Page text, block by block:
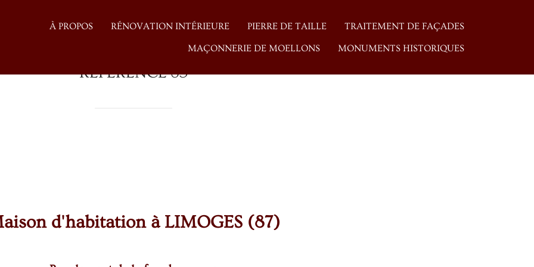
À PROPOS RÉNOVATION INTÉRIEURE PIERRE DE TAILLE TRAITEMENT DE FAÇADES
MAÇONNERIE DE MOELLONS MONUMENTS HISTORIQUES
RÉFÉRENCE 35
d'habitation à LIMOGES (87)